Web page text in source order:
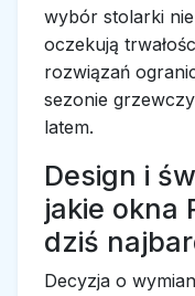
wybór stolarki
oczekują
rozwiązań
sezonie
latem.
Design i
jakie okna
dziś
Decyzja o